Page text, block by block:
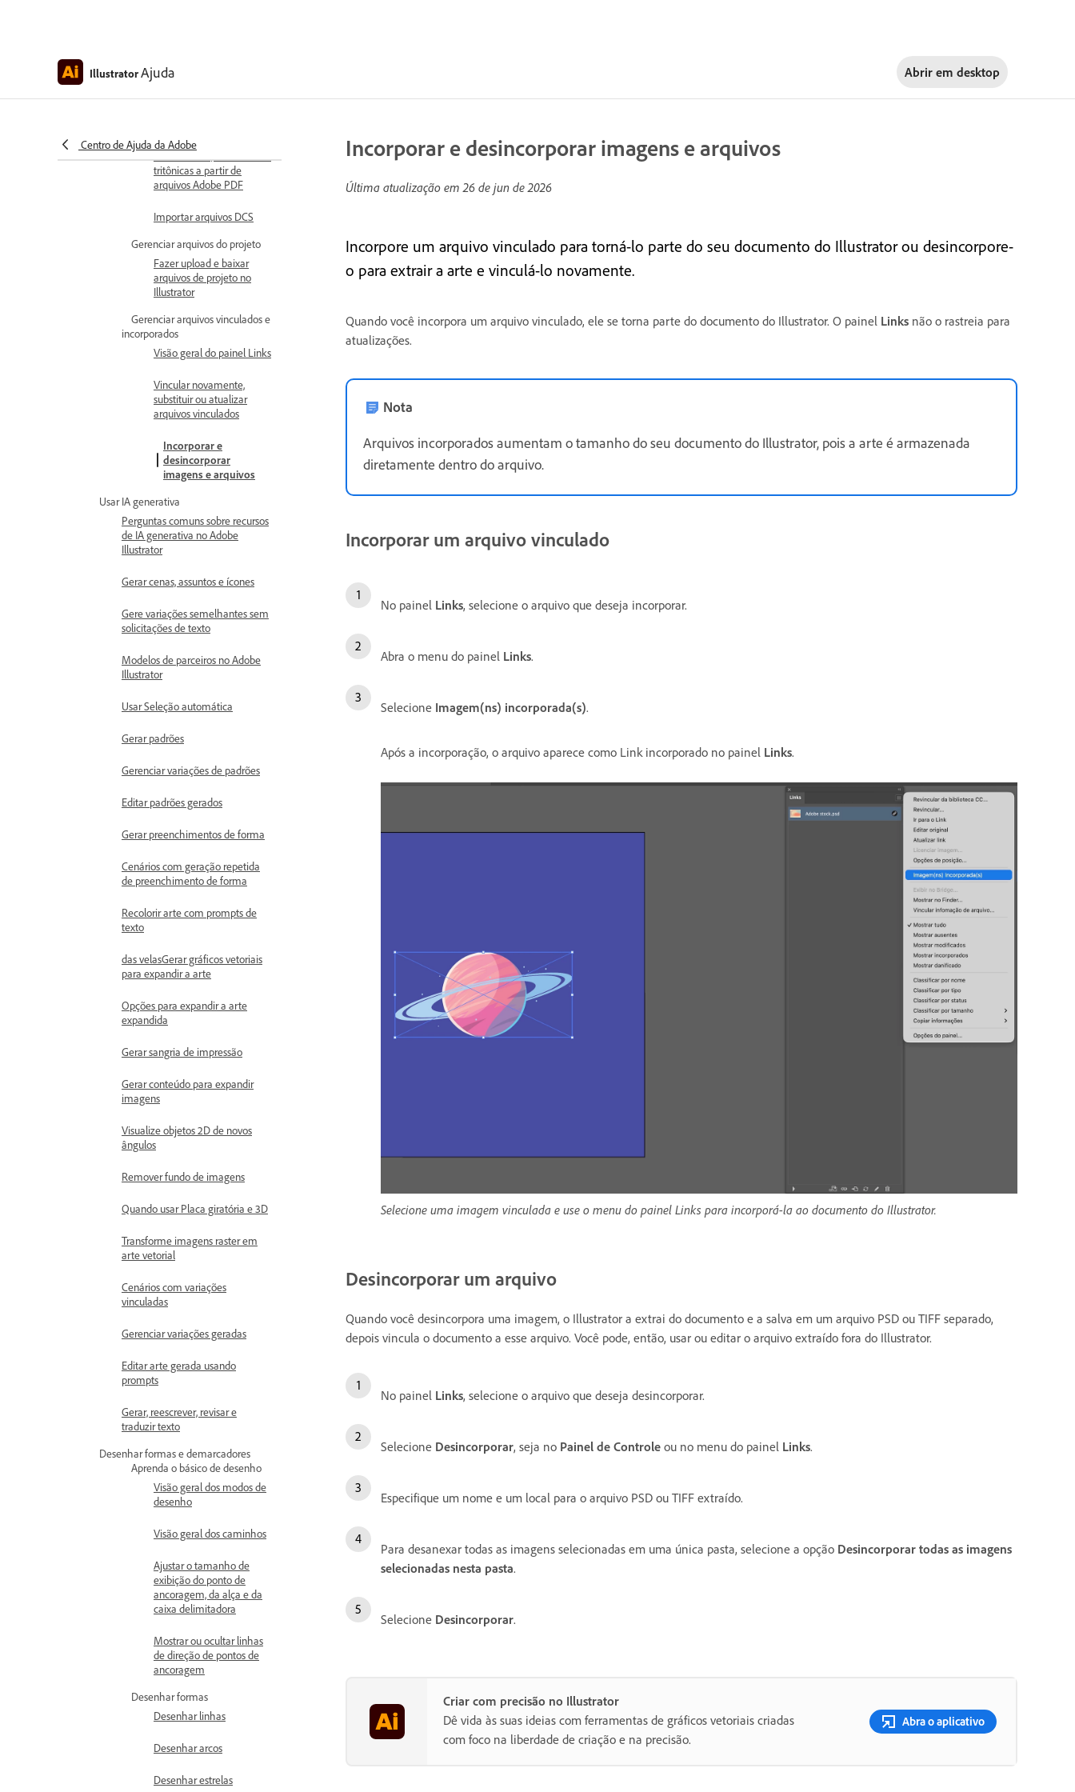
IllustratorAjuda Abrir em desktop
Centro de Ajuda da Adobe
Importar imagens
tritônicas a partir de
arquivos Adobe PDF
Importar arquivos DCS
Gerenciar arquivos do projeto
Fazer upload e baixar
arquivos de projeto no
Illustrator
Gerenciar arquivos vinculados e
incorporados
Visão geral do painel Links
Vincular novamente,
substituir ou atualizar
arquivos vinculados
Incorporar e
desincorporar
imagens e arquivos
Usar IA generativa
Perguntas comuns sobre recursos
de IA generativa no Adobe
Illustrator
Gerar cenas, assuntos e ícones
Gere variações semelhantes sem
solicitações de texto
Modelos de parceiros no Adobe
Illustrator
Usar Seleção automática
Gerar padrões
Gerenciar variações de padrões
Editar padrões gerados
Gerar preenchimentos de forma
Cenários com geração repetida
de preenchimento de forma
Recolorir arte com prompts de
texto
das velasGerar gráficos vetoriais
para expandir a arte
Opções para expandir a arte
expandida
Gerar sangria de impressão
Gerar conteúdo para expandir
imagens
Visualize objetos 2D de novos
ângulos
Remover fundo de imagens
Quando usar Placa giratória e 3D
Transforme imagens raster em
arte vetorial
Cenários com variações
vinculadas
Gerenciar variações geradas
Editar arte gerada usando
prompts
Gerar, reescrever, revisar e
traduzir texto
Desenhar formas e demarcadores
Aprenda o básico de desenho
Visão geral dos modos de
desenho
Visão geral dos caminhos
Ajustar o tamanho de
exibição do ponto de
ancoragem, da alça e da
caixa delimitadora
Mostrar ou ocultar linhas
de direção de pontos de
ancoragem
Desenhar formas
Desenhar linhas
Desenhar arcos
Desenhar estrelas
Incorporar e desincorporar imagens e arquivos
Última atualização em26 de jun de 2026
Incorpore um arquivo vinculado para torná-lo parte do seu documento do Illustrator ou desincorpore-
o para extrair a arte e vinculá-lo novamente.
Quando você incorpora um arquivo vinculado, ele se torna parte do documento do Illustrator. O painel Links não o rastreia para
atualizações.
Nota
Arquivos incorporados aumentam o tamanho do seu documento do Illustrator, pois a arte é armazenada
diretamente dentro do arquivo.
Incorporar um arquivo vinculado
No painel Links, selecione o arquivo que deseja incorporar.
Abra o menu do painel Links.
Selecione Imagem(ns) incorporada(s).
Após a incorporação, o arquivo aparece como Link incorporado no painel Links.
Selecione uma imagem vinculada e use o menu do painel Links para incorporá-la ao documento do Illustrator.
Desincorporar um arquivo
Quando você desincorpora uma imagem, o Illustrator a extrai do documento e a salva em um arquivo PSD ou TIFF separado,
depois vincula o documento a esse arquivo. Você pode, então, usar ou editar o arquivo extraído fora do Illustrator.
No painel Links, selecione o arquivo que deseja desincorporar.
Selecione Desincorporar, seja no Painel de Controle ou no menu do painel Links.
Especifique um nome e um local para o arquivo PSD ou TIFF extraído.
Para desanexar todas as imagens selecionadas em uma única pasta, selecione a opção Desincorporar todas as imagens
selecionadas nesta pasta.
Selecione Desincorporar.
Criar com precisão no Illustrator
Dê vida às suas ideias com ferramentas de gráficos vetoriais criadas
com foco na liberdade de criação e na precisão.
Abra o aplicativo